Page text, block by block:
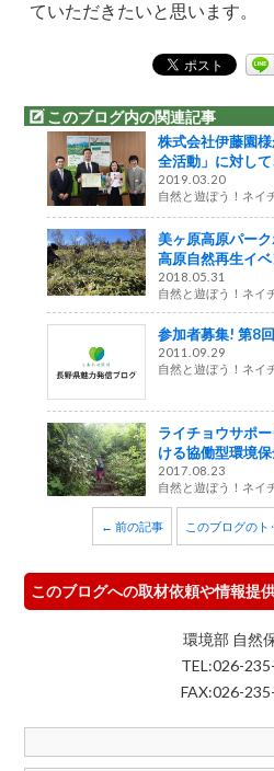
ていただきたいと思います。
このブログ内の関連記事
株式会社伊藤園
全活動」に対し
2019.03.20
自然と遊ぼう！ネイ
美ヶ原高原パー
高原自然再生イベ
2018.05.31
自然と遊ぼう！ネイ
参加者募集! 第8
2011.09.29
自然と遊ぼう！ネイ
ライチョウサポ
ける協働型環境保
2017.08.23
自然と遊ぼう！ネイ
← 前の記事 このブログのト
このブログへの取材依頼や情報提
環境部 自然
TEL:026-
FAX:026-